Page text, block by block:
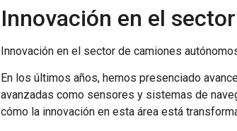
Innovación en el
Innovación en el sector de camiones
En los últimos años, hemos presenciado
avanzadas como sensores y sistemas de
cómo la innovación en esta área está